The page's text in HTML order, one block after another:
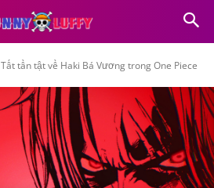
Tất tần tật về Haki Bá Vương trong One Piece